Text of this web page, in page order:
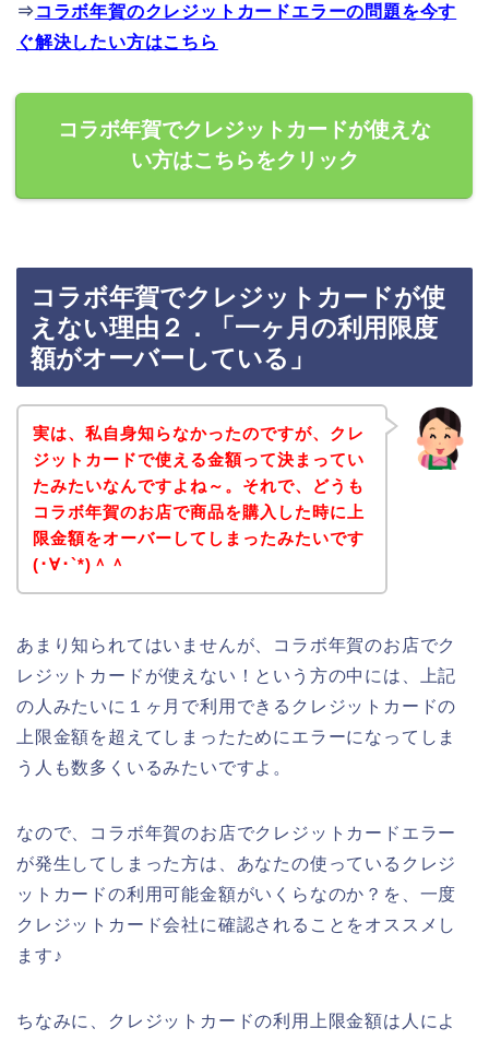
⇒ コラボ年賀のクレジットカードエラーの問題を今す
ぐ解決したい方はこちら
コラボ年賀でクレジットカードが使えな
い方はこちらをクリック
コラボ年賀でクレジットカードが使
えない理由２．「一ヶ月の利用限度
額がオーバーしている」
実は、私自身知らなかったのですが、クレ
ジットカードで使える金額って決まってい
たみたいなんですよね～。それで、どうも
コラボ年賀のお店で商品を購入した時に上
限金額をオーバーしてしまったみたいです
(･∀･`*)＾＾
あまり知られてはいませんが、コラボ年賀のお店でク
レジットカードが使えない！という方の中には、上記
の人みたいに１ヶ月で利用できるクレジットカードの
上限金額を超えてしまったためにエラーになってしま
う人も数多くいるみたいですよ。
なので、コラボ年賀のお店でクレジットカードエラー
が発生してしまった方は、あなたの使っているクレジ
ットカードの利用可能金額がいくらなのか？を、一度
クレジットカード会社に確認されることをオススメし
ます♪
ちなみに、クレジットカードの利用上限金額は人によ